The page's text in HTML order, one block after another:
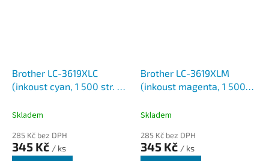
Brother LC-3619XLC
(inkoust cyan, 1 500 str. @
Skladem
285 Kč bez DPH
345 Kč / ks
Brother LC-3619XLM
(inkoust magenta, 1 500
Skladem
285 Kč bez DPH
345 Kč / ks